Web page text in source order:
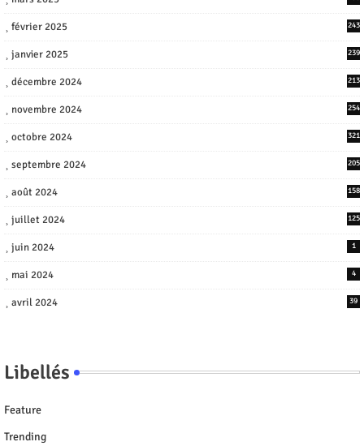
février 2025 243
janvier 2025 239
décembre 2024 213
novembre 2024 254
octobre 2024 321
septembre 2024 205
août 2024 158
juillet 2024 125
juin 2024 1
mai 2024 4
avril 2024 39
Libellés
Feature
Trending